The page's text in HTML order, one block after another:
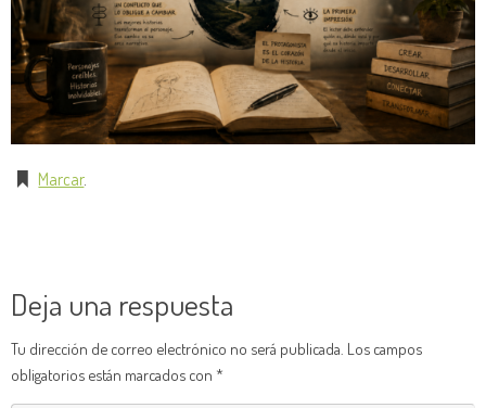
Marcar.
Deja una respuesta
Tu dirección de correo electrónico no será publicada. Los campos
obligatorios están marcados con *